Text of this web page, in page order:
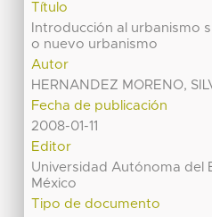
Título
Introducción al urbanismo
o nuevo urbanismo
Autor
HERNANDEZ MORENO,
Fecha de publicación
2008-01-11
Editor
Universidad Autónoma del
México
Tipo de documento